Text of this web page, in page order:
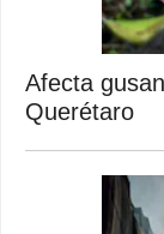
Afecta
Querétaro